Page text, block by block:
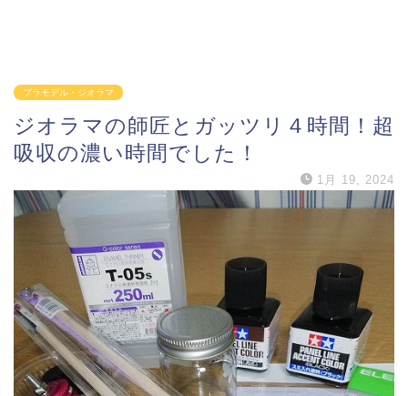
プラモデル・ジオラマ
ジオラマの師匠とガッツリ４時間！超
吸収の濃い時間でした！
1月 19, 2024